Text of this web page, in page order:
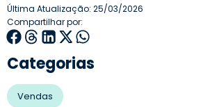
Última Atualização: 25/03/2026
Compartilhar por:
Categorias
Vendas